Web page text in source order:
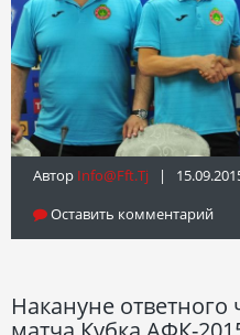
Автор Info@fft.tj |
Оставить комментарий
Накануне